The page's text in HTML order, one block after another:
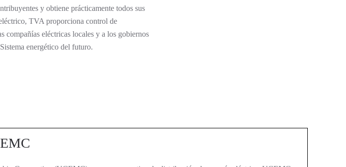
y obtiene prácticamente todos sus
TVA proporciona control de
compañías eléctricas locales y a los gobiernos
energético del futuro.